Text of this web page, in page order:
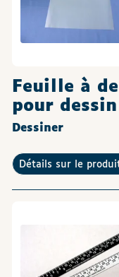
Feuille à
pour
Dessiner
Détails sur le